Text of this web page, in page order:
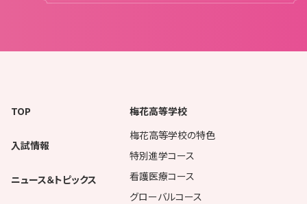
TOP
入試情報
ニュース＆トピックス
梅花高等学校
梅花高等学校の特色
特別進学コース
看護医療コース
グローバルコース